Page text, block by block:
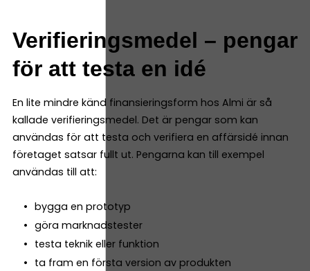
Verifieringsmedel – pengar
för att testa en idé
En lite mindre känd finansieringsform hos Almi är så
kallade verifieringsmedel. Det är pengar som kan
användas för att testa och verifiera en affärsidé innan
företaget satsar fullt ut. Pengarna kan till exempel
användas till att:
bygga en prototyp
göra marknadstester
testa teknik eller funktion
ta fram en första version av produkten